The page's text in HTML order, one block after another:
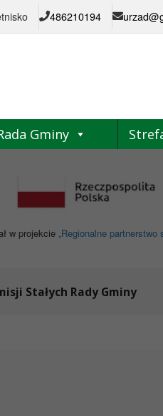
486210194
Gminy
w projekcie „Regionalne
Stałych Rady Gminy